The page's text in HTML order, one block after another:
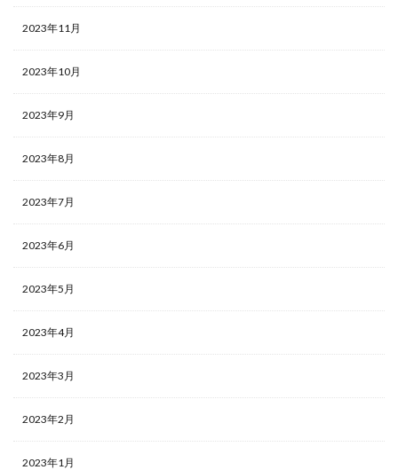
2023年11月
2023年10月
2023年9月
2023年8月
2023年7月
2023年6月
2023年5月
2023年4月
2023年3月
2023年2月
2023年1月